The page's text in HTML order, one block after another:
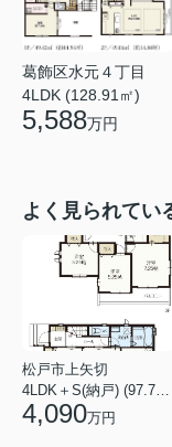
葛飾区水元４丁目
4LDK (128.91㎡)
5,588万円
よく見られてい
松戸市上矢切
4LDK＋S(納戸) (97.71㎡)
4,090万円